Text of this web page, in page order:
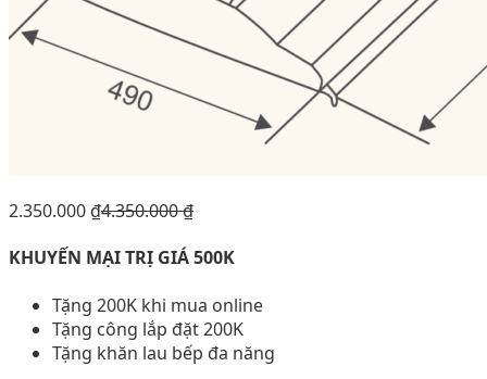
2.350.000 ₫4.350.000₫
KHUYẾN MẠI TRỊ GIÁ 500K
Tặng 200K khi mua online
Tặng công lắp đặt 200K
Tặng khăn lau bếp đa năng